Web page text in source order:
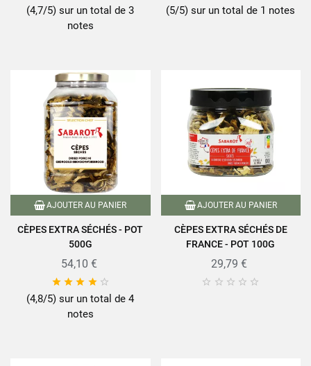
(4,7/5) sur un total de 3
notes
(5/5) sur un total de 1 notes
AJOUTER AU PANIER
CÈPES EXTRA SÉCHÉS - POT
500G
54,10 €
    
(4,8/5) sur un total de 4
notes
AJOUTER AU PANIER
CÈPES EXTRA SÉCHÉS DE
FRANCE - POT 100G
29,79 €
    